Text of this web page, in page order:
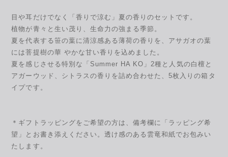
目や耳だけでなく「香りで涼む」夏の香りのセットです。
植物が青々と生い茂り、生命力の強まる季節。
夏を代表する笹の葉に清涼感ある薄荷の香りを、アサガオの葉
には菩提樹の華 やかな甘い香りを込めました。
夏を感じさせる特別な「Summer HA KO」2種と人気の白檀と
アガーウッド、シトラスの香りを詰め合わせた、5枚入りの箱タ
イプです。
＊ギフトラッピングをご希望の方は、備考欄に「ラッピング希
望」とお書き添えください。透け感のある雲竜和紙でお包みい
たします。